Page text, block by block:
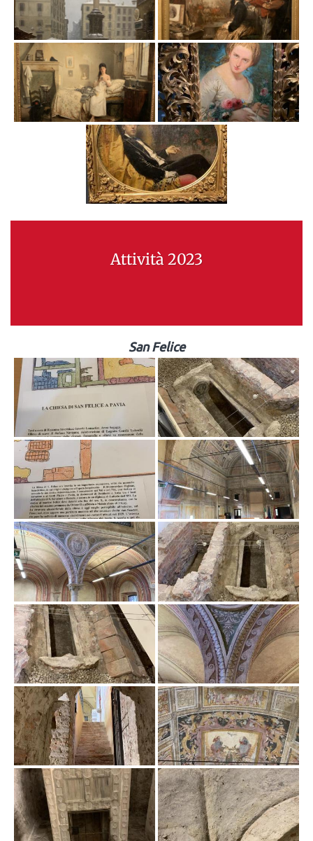
Attività 2023
San Felice